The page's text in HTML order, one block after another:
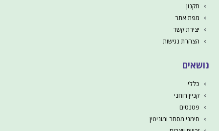
תקנון
מפת אתר
יצירת קשר
הצהרת נגישות
נושאים
כללי
קניין רוחני
פטנטים
סימני מסחר ומוניטין